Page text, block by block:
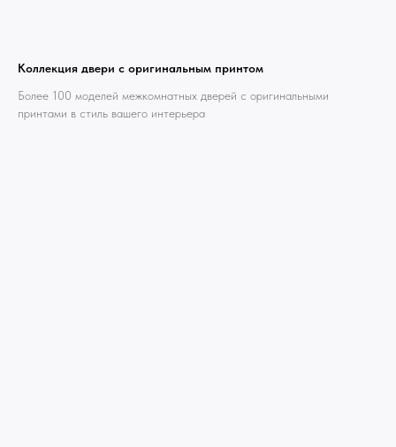
Коллекция двери с оригинальным принтом
Более 100 моделей межкомнатных дверей с оригинальными
принтами в стиль вашего интерьера